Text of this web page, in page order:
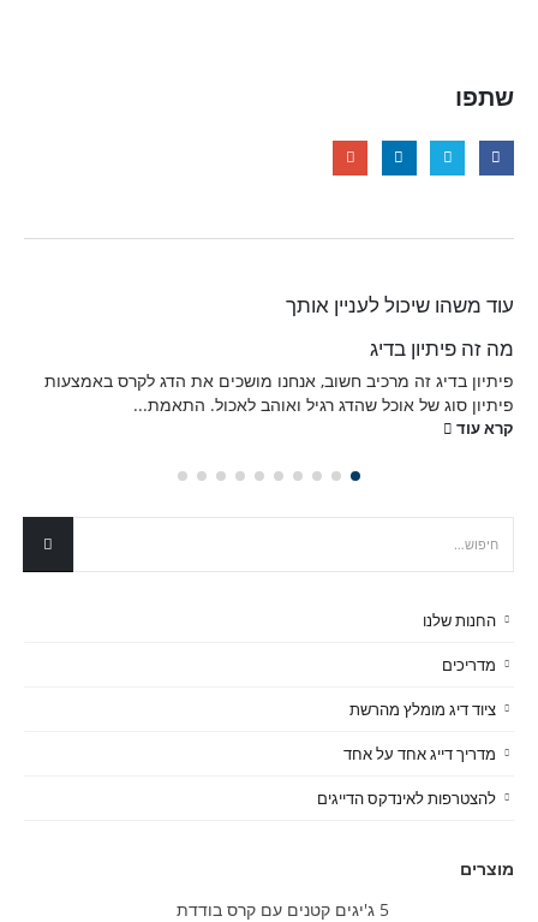
שתפו
עוד משהו שיכול לעניין אותך
מה זה פיתיון בדיג
פיתיון בדיג זה מרכיב חשוב, אנחנו מושכים את הדג לקרס באמצעות
פיתיון סוג של אוכל שהדג רגיל ואוהב לאכול. התאמת...
קרא עוד
החנות שלנו
מדריכים
ציוד דיג מומלץ מהרשת
מדריך דייג אחד על אחד
להצטרפות לאינדקס הדייגים
מוצרים
5 ג'יגים קטנים עם קרס בודדת